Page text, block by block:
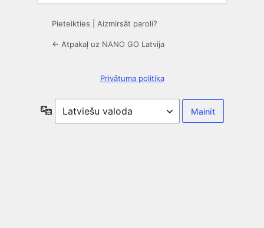
Pieteikties Aizmirsāt paroli?
← Atpakaļ uz NANO GO Latvija
Privātuma politika
Valoda